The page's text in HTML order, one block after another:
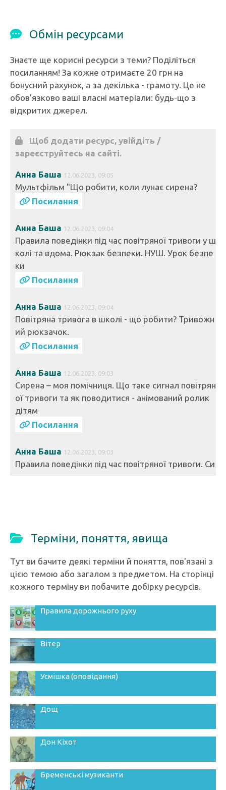
Обмін ресурсами
Знаєте ще корисні ресурси з теми? Поділіться
посиланням! За кожне отримаєте 20 грн на
бонусний рахунок, а за декілька - грамоту. Це не
обов'язково ваші власні матеріали: будь-що з
відкритих джерел.
Щоб додати ресурс, увійдіть /
зареєструйтесь на сайті.
Анна Баша 12.06.2023, 09:05
Мультфільм "Що робити, коли лунає сирена?
Посилання
Анна Баша 12.06.2023, 09:04
Правила поведінки під час повітряної тривоги у ш
колі та вдома. Рюкзак безпеки. НУШ. Урок безпе
ки
Посилання
Анна Баша 12.06.2023, 09:04
Повітряна тривога в школі - що робити? Тривожн
ий рюкзачок.
Посилання
Анна Баша 12.06.2023, 09:03
Сирена – моя помічниця. Що таке сигнал повітрян
ої тривоги та як поводитися - анімований ролик
дітям
Посилання
Анна Баша 12.06.2023, 09:03
Правила поведінки під час повітряної тривоги. Си
онебезпечними предметами. Презентація безко
штовно НУШ
Посилання
Гра в онлайн-квест про мінну безпеку.
Посилання
Анна Баша
Все про мінну безпеку
Посилання
Анна Баша 12.06.2023, 08:57
Як навчити дітей мінної безпеки.
Посилання
Анна Баша
Мультфільми про мінну безпеку.
Посилання
Терміни, поняття, явища
Тут ви бачите деякі терміни й поняття, пов'язані з
цією темою або загалом з предметом. На сторінці
кожного терміну ви побачите добірку ресурсів.
Правила дорожнього руху
Вітер
Усмішка (оповідання)
Дощ
Дон Кіхот
Бременські музиканти